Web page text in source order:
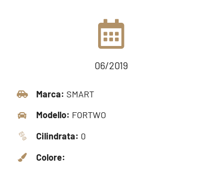
06/2019
Marca: SMART
Modello: FORTWO
Cilindrata: 0
Colore: